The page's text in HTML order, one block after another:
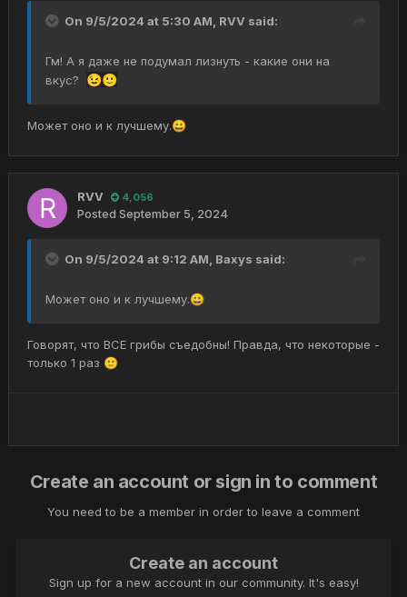
On 9/5/2024 at 5:30 AM, RVV said:
Гм! А я даже не подумал лизнуть - какие они на
вкус? 😉🙂
Может оно и к лучшему.😀
RVV 4,056
Posted September 5, 2024
On 9/5/2024 at 9:12 AM, Baxys said:
Может оно и к лучшему.😀
Говорят, что ВСЕ грибы съедобны! Правда, что некоторые -
только 1 раз 🙂
Create an account or sign in to comment
You need to be a member in order to leave a comment
Create an account
Sign up for a new account in our community. It's easy!